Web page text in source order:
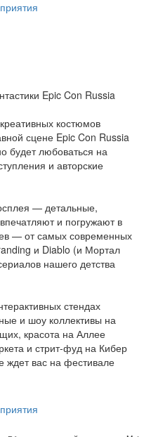
Epic Con Russia
костюмов
сцене Epic Con Russia
будет любоваться на
и авторские
— детальные,
и погружают в
— от самых современных
и Diablo (и Мортал
нашего детства
стендах
и шоу коллективы на
красота на Аллее
и стрит-фуд на Кибер
ждет вас на фестивале